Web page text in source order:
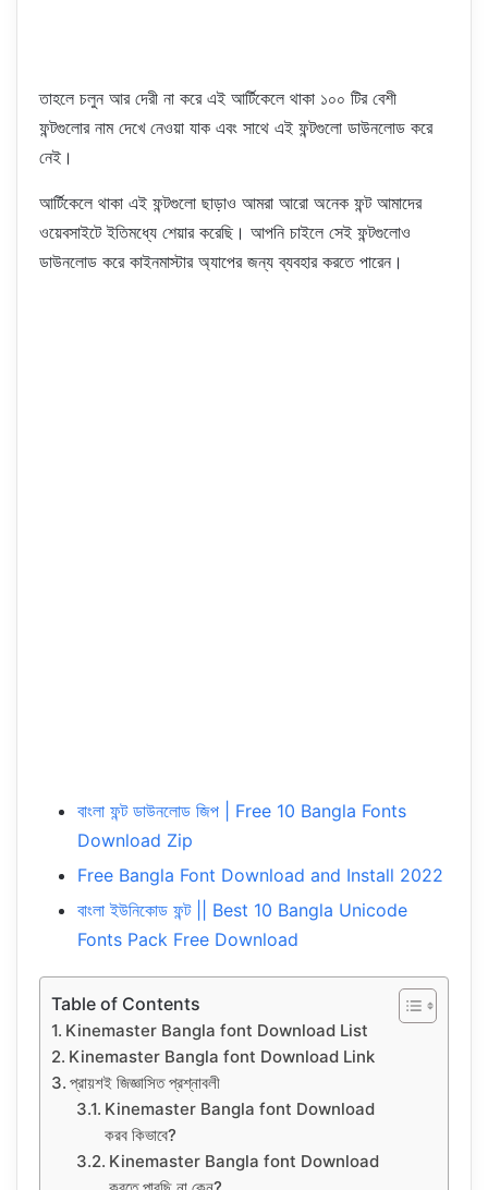
তাহলে চলুন আর দেরী না করে এই আর্টিকেলে থাকা ১০০ টির বেশী
ফন্টগুলোর নাম দেখে নেওয়া যাক এবং সাথে এই ফন্টগুলো ডাউনলোড করে
নেই।
আর্টিকেলে থাকা এই ফন্টগুলো ছাড়াও আমরা আরো অনেক ফন্ট আমাদের
ওয়েবসাইটে ইতিমধ্যে শেয়ার করেছি। আপনি চাইলে সেই ফন্টগুলোও
ডাউনলোড করে কাইনমাস্টার অ্যাপের জন্য ব্যবহার করতে পারেন।
বাংলা ফন্ট ডাউনলোড জিপ | Free 10 Bangla Fonts
Download Zip
Free Bangla Font Download and Install 2022
বাংলা ইউনিকোড ফন্ট || Best 10 Bangla Unicode
Fonts Pack Free Download
Table of Contents
Kinemaster Bangla font Download List
Kinemaster Bangla font Download Link
প্রায়শই জিজ্ঞাসিত প্রশ্নাবলী
Kinemaster Bangla font Download
করব কিভাবে?
Kinemaster Bangla font Download